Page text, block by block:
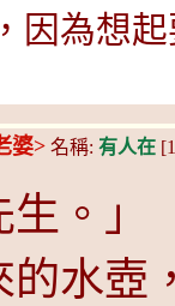
為想起
婆> 名稱: 有人在
。」
的水壺